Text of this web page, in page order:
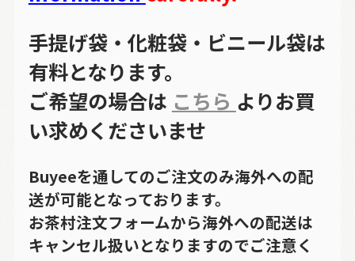
手提げ袋・化粧袋・ビニール袋は
有料となります。
ご希望の場合は こちら よりお買
い求めくださいませ
Buyeeを通してのご注文のみ海外への配
送が可能となっております。
お茶村注文フォームから海外への配送は
キャンセル扱いとなりますのでご注意く